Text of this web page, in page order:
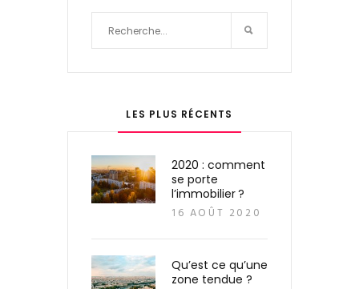
LES PLUS RÉCENTS
2020 : comment
se porte
l’immobilier ?
16 AOÛT 2020
Qu’est ce qu’une
zone tendue ?